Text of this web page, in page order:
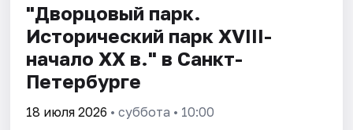
Города
Площадки
Артисты
Рейтинги
"Дворцовый парк.
Исторический парк XVIII-
начало XX в." в Санкт-
Петербурге
18 июля 2026 • суббота • 10:00